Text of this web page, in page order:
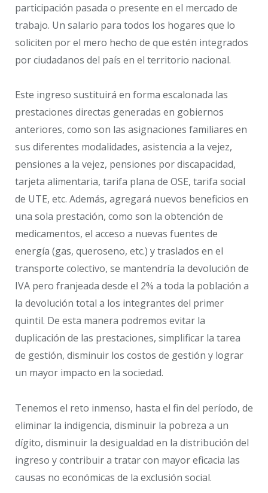
participación pasada o presente en el mercado de
trabajo. Un salario para todos los hogares que lo
soliciten por el mero hecho de que estén integrados
por ciudadanos del país en el territorio nacional.
Este ingreso sustituirá en forma escalonada las
prestaciones directas generadas en gobiernos
anteriores, como son las asignaciones familiares en
sus diferentes modalidades, asistencia a la vejez,
pensiones a la vejez, pensiones por discapacidad,
tarjeta alimentaria, tarifa plana de OSE, tarifa social
de UTE, etc. Además, agregará nuevos beneficios en
una sola prestación, como son la obtención de
medicamentos, el acceso a nuevas fuentes de
energía (gas, queroseno, etc.) y traslados en el
transporte colectivo, se mantendría la devolución de
IVA pero franjeada desde el 2% a toda la población a
la devolución total a los integrantes del primer
quintil. De esta manera podremos evitar la
duplicación de las prestaciones, simplificar la tarea
de gestión, disminuir los costos de gestión y lograr
un mayor impacto en la sociedad.
Tenemos el reto inmenso, hasta el fin del período, de
eliminar la indigencia, disminuir la pobreza a un
dígito, disminuir la desigualdad en la distribución del
ingreso y contribuir a tratar con mayor eficacia las
causas no económicas de la exclusión social.